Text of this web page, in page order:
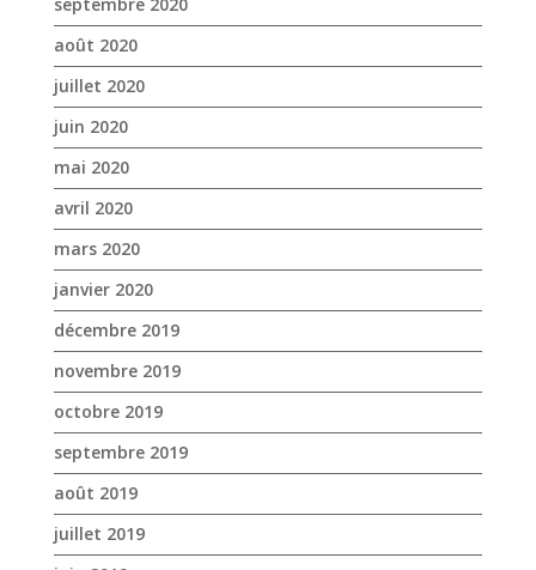
avril 2020
mars 2020
janvier 2020
décembre 2019
novembre 2019
octobre 2019
septembre 2019
août 2019
juillet 2019
juin 2019
mai 2019
avril 2019
mars 2019
février 2019